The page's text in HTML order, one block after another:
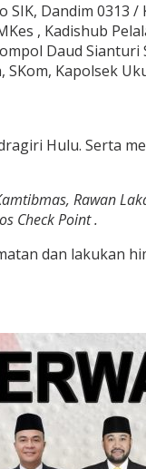
Dandim 0313 /
, Kadishub
Daud
Kapolsek
Hulu. Serta
Rawan
Check Point .
dan lakukan